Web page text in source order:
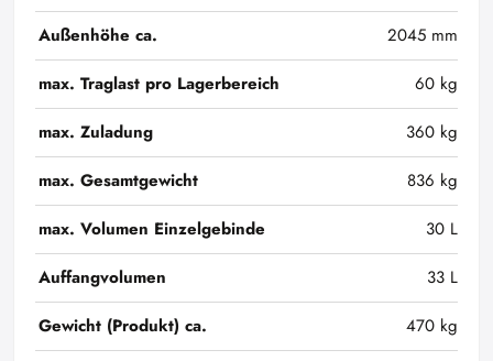
Außenhöhe ca.
2045 mm
max. Traglast pro Lagerbereich
60 kg
max. Zuladung
360 kg
max. Gesamtgewicht
836 kg
max. Volumen Einzelgebinde
30 L
Auffangvolumen
33 L
Gewicht (Produkt) ca.
470 kg